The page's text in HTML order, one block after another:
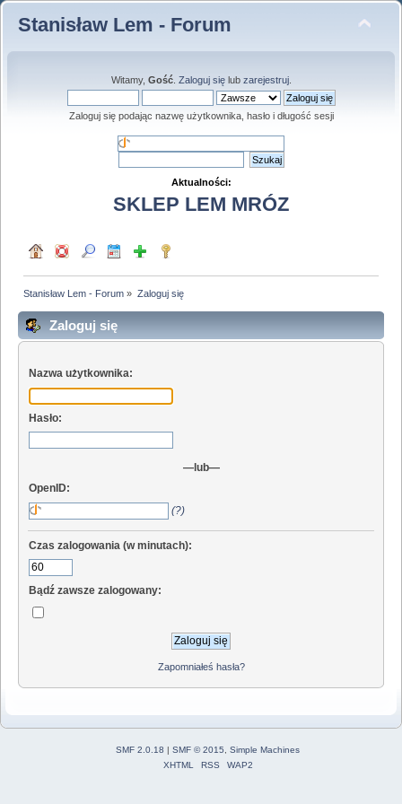
Stanisław Lem - Forum
Witamy, Gość. Zaloguj sięlub zarejestruj.
Zaloguj się podając nazwę użytkownika, hasło i długość sesji
Aktualności:
SKLEP LEM MRÓZ
Stanisław Lem - Forum » Zaloguj się
Zaloguj się
Nazwa użytkownika:
Hasło:
—lub—
OpenID:
(?)
Czas zalogowania (w minutach):
Bądź zawsze zalogowany:
Zapomniałeś hasła?
SMF 2.0.18 SMF © 2015, Simple Machines
XHTML
RSS WAP2